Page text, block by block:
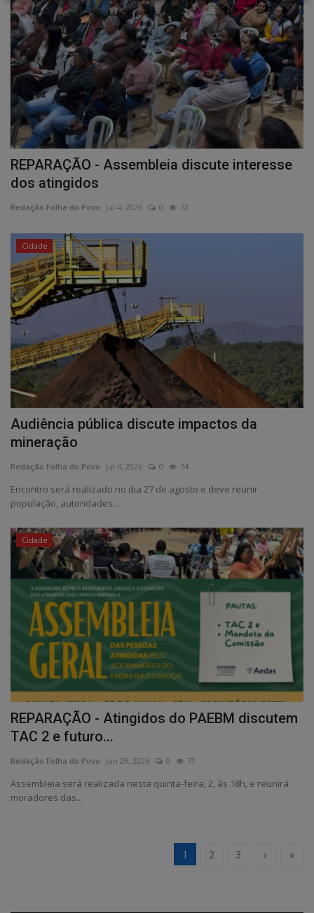
REPARAÇÃO - Assembleia discute interesse
dos atingidos
Redação Folha do Povo Jul 4, 2026 0 72
Cidade
Audiência pública discute impactos da
mineração
Redação Folha do Povo Jul 4, 2026 0 74
Encontro será realizado no dia 27 de agosto e deve reunir
população, autoridades...
Cidade
REPARAÇÃO - Atingidos do PAEBM discutem
TAC 2 e futuro...
Redação Folha do Povo Jun 29, 2026 0 71
Assembleia será realizada nesta quinta-feira, 2, às 18h, e reunirá
moradores das...
1 2 3 › »